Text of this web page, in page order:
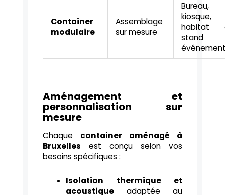
Container
modulaire
Assemblage
sur mesure
Bureau,
kiosque,
habitat
stand
Aménagement et
personnalisation sur
mesure
Chaque container aménagé à
Bruxelles est conçu selon vos
besoins spécifiques :
Isolation thermique et
acoustiqueadaptée au